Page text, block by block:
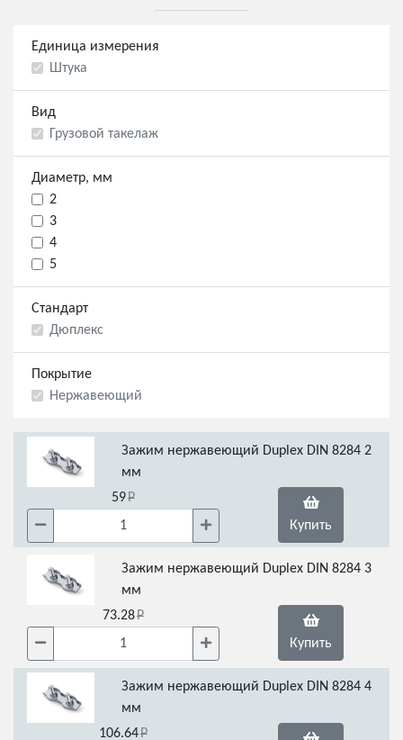
Единица измерения
Штука
Вид
Грузовой такелаж
Диаметр, мм
2
3
4
5
Стандарт
Дюплекс
Покрытие
Нержавеющий
Зажим нержавеющий Duplex DIN 8284 2
мм
59
Купить
Зажим нержавеющий Duplex DIN 8284 3
мм
73.28
Купить
Зажим нержавеющий Duplex DIN 8284 4
мм
106.64